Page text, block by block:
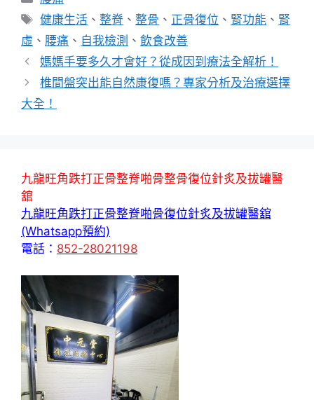
類
標
籤
健康生活 、整脊 、整骨 、 正骨復位 、 腎功能 、 腎
虛 、 腰痛 、 自我檢測 、 飲食改善
媽媽手要多久才會好？從成因到療法全解析！
椎間盤突出能自然康復嗎？專家分析及治療選擇
大全！
九龍旺角跌打正骨整脊啪骨整骨復位針炙及拔罐醫
舘
九龍旺角跌打正骨整脊啪骨復位針炙及拔罐醫舘
(Whatsapp預約)
電話： 852-28021198